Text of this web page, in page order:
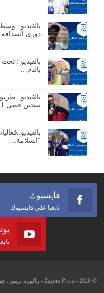
بالفيديو :
دوري
بالفيديو :
بالدم…
بالفيديو :
سجين قضى 11…
“السلامة…
فايسبوك
تابعنا على فايسبوك
© 2026 - Zagora Press - زاكورة بريس. جميع الحقوق محفوظة. شركة الشرفاء للتواصل